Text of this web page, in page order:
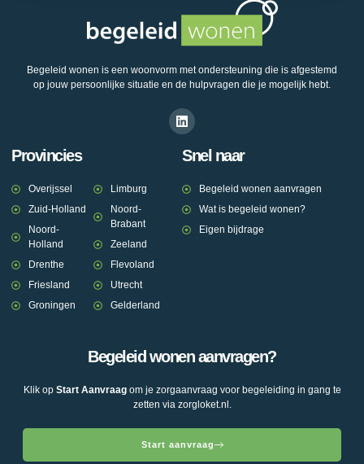
Begeleid wonen is een woonvorm met ondersteuning die is afgestemd
op jouw persoonlijke situatie en de hulpvragen die je mogelijk hebt.
Provincies
Overijssel
Zuid-Holland
Noord-
Holland
Drenthe
Friesland
Groningen
Limburg
Noord-
Brabant
Zeeland
Flevoland
Utrecht
Gelderland
Snel naar
Begeleid wonen aanvragen
Wat is begeleid wonen?
Eigen bijdrage
Begeleid wonen aanvragen?
Klik op Start Aanvraagom je zorgaanvraag voor begeleiding in gang te
zetten via zorgloket.nl.
Start aanvraag